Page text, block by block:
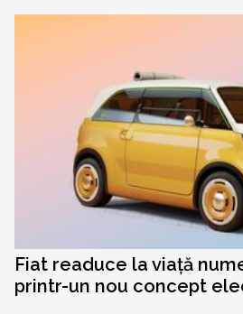
Fiat readuce la viață
printr-un nou concept